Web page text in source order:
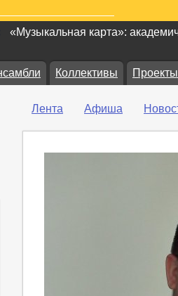
«Музыкальная карта»:
Коллективы Проекты
Лента Афиша